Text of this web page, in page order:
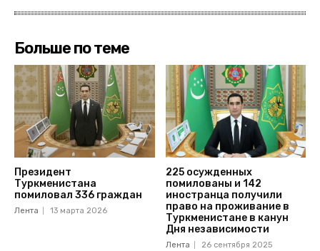
Больше по теме
Президент
Туркменистана
помиловал 336 граждан
Лента 13 марта 2026
225 осужденных
помилованы и 142
иностранца получили
право на проживание в
Туркменистане в канун
Дня независимости
Лента 26 сентября 2025